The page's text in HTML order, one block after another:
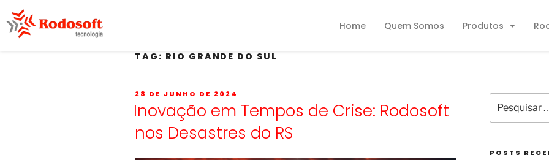
Home Quem Somos Produtos
TAG: RIO GRANDE DO SUL
28 DE JUNHO DE 2024
Inovação em Tempos de Crise: Rodosoft
nos Desastres do RS
POSTS